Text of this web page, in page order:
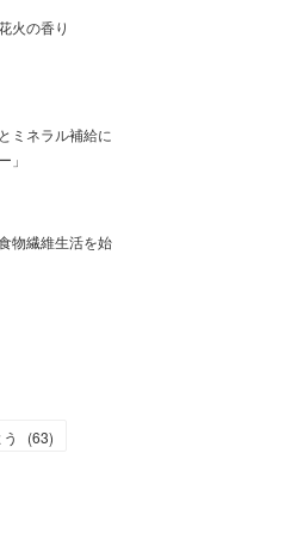
火の香り
ミネラル補給に
」
物繊維生活を始
(63)